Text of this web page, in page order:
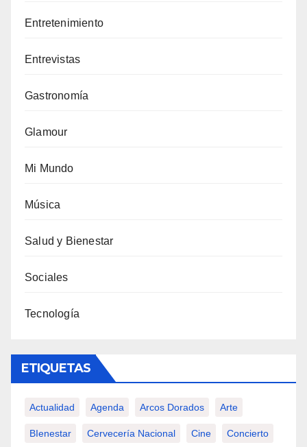
Entretenimiento
Entrevistas
Gastronomía
Glamour
Mi Mundo
Música
Salud y Bienestar
Sociales
Tecnología
ETIQUETAS
Actualidad Agenda Arcos Dorados Arte
BIenestar Cervecería Nacional Cine Concierto